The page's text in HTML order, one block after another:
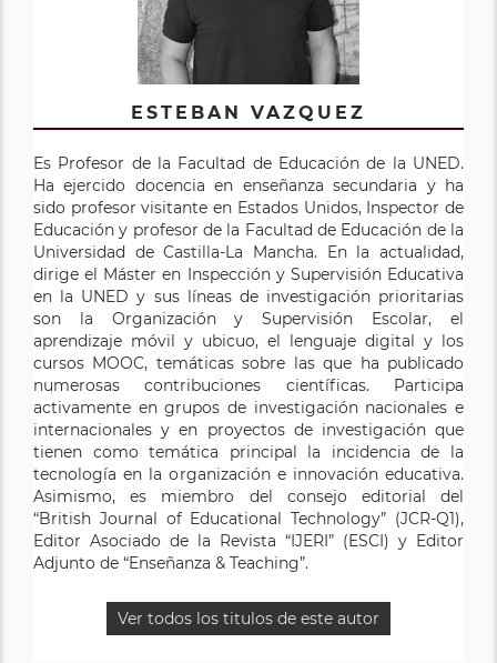
ESTEBAN VAZQUEZ
Es Profesor de la Facultad de Educación de la UNED.
Ha ejercido docencia en enseñanza secundaria y ha
sido profesor visitante en Estados Unidos, Inspector de
Educación y profesor de la Facultad de Educación de la
Universidad de Castilla-La Mancha. En la actualidad,
dirige el Máster en Inspección y Supervisión Educativa
en la UNED y sus líneas de investigación prioritarias
son la Organización y Supervisión Escolar, el
aprendizaje móvil y ubicuo, el lenguaje digital y los
cursos MOOC, temáticas sobre las que ha publicado
numerosas contribuciones científicas. Participa
activamente en grupos de investigación nacionales e
internacionales y en proyectos de investigación que
tienen como temática principal la incidencia de la
tecnología en la organización e innovación educativa.
Asimismo, es miembro del consejo editorial del
“British Journal of Educational Technology” (JCR-Q1),
Editor Asociado de la Revista “IJERI” (ESCI) y Editor
Adjunto de “Enseñanza & Teaching”.
Ver todos los titulos de este autor
MARÍA LUISA SEVILLANO GARCÍA
Es Doctora en Ciencias de la Educación, Catedrática de
Didáctica y Organización Escolar en la UNED. Ha
dirigido el Centro de Diseño y Producción de Medios
Audiovisuales de la Universidad y varios proyectos de
investigación sobre nuevas tecnologías aplicadas a la
enseñanza. Ha impulsado la Formación Permanente en
Cursos de larga duración y universidades de verano.
Sus publicaciones contemplan fundamentalmente la
innovación y los recursos formativos, temáticas sobre
las que ha impartido conferencias y desarrollado
investigaciones en Estados Unidos, México, Colombia,
Brasil, Argentina, China, entre otros.
Sus líneas de investigación versan sobre Currículum,
Medios de Comunicación, Tecnologías, Innovación
Educativa y Educación a Distancia.
Ver todos los titulos de este autor